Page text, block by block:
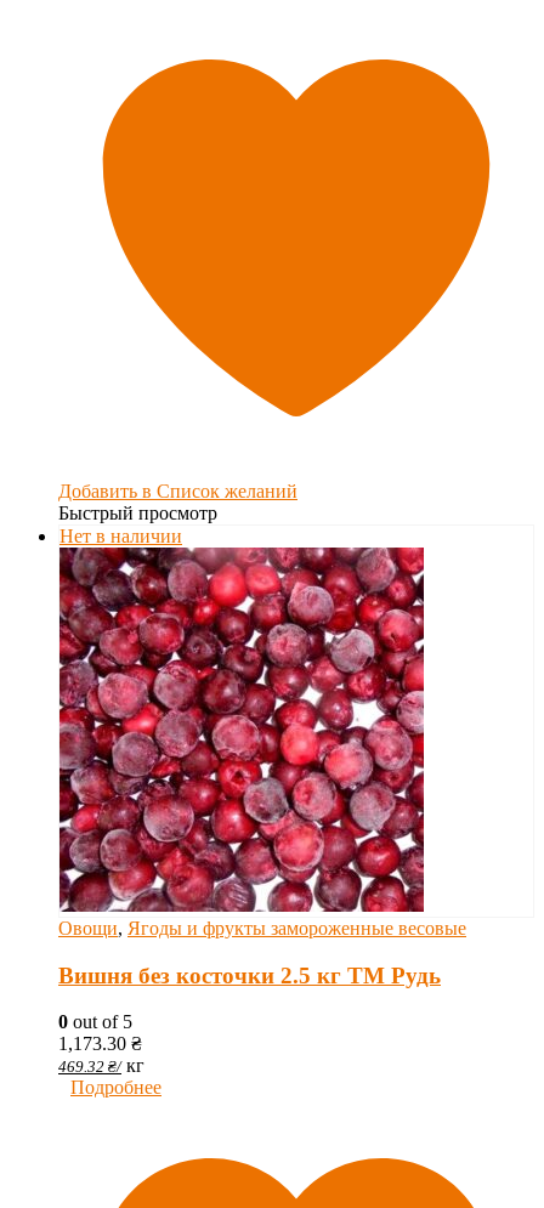
Добавить в Список желаний
Быстрый просмотр
Нет в наличии
Овощи, Ягоды и фрукты замороженные весовые
Вишня без косточки 2.5 кг ТМ Рудь
0 out of 5
1,173.30 ₴
469.32 ₴/ кг
Подробнее